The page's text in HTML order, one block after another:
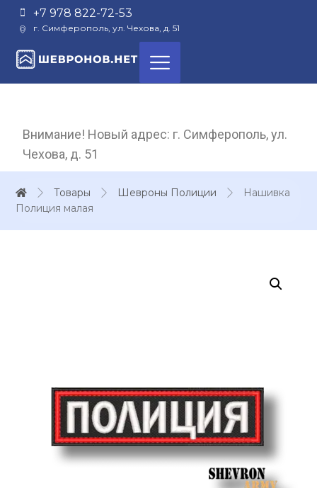
+7 978 822-72-53
г. Симферополь, ул. Чехова, д. 51
Внимание! Новый адрес: г. Симферополь, ул.
Чехова, д. 51
Товары Шевроны Полиции
Нашивка
Полиция малая